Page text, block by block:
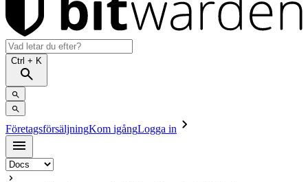
Ctrl + K
FöretagsförsäljningKom igångLogga in